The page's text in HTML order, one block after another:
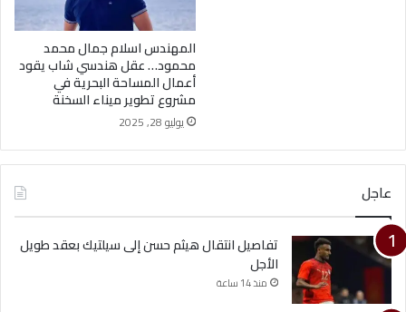
المهندس اسلام جمال محمد
محمود… عقل هندسي شاب يقود
أعمال المساحة البحرية في
مشروع تطوير ميناء السخنة
يوليو 28, 2025
عاجل
تفاصيل انتقال هيثم حسن إلى سيلتيك بعقد طويل
الأجل
منذ 14 ساعة